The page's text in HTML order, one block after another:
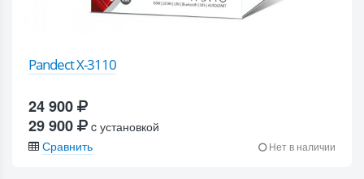
Pandect X-3110
24 900
29 900
c установкой
Сравнить
Нет в наличии